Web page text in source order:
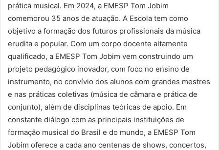
prática musical. Em 2024, a EMESP Tom Jobim
comemorou 35 anos de atuação. A Escola tem como
objetivo a formação dos futuros profissionais da música
erudita e popular. Com um corpo docente altamente
qualificado, a EMESP Tom Jobim vem construindo um
projeto pedagógico inovador, com foco no ensino de
instrumento, no convívio dos alunos com grandes mestres
e nas práticas coletivas (música de câmara e prática de
conjunto), além de disciplinas teóricas de apoio. Em
constante diálogo com as principais instituições de
formação musical do Brasil e do mundo, a EMESP Tom
Jobim oferece a cada ano centenas de shows, concertos,